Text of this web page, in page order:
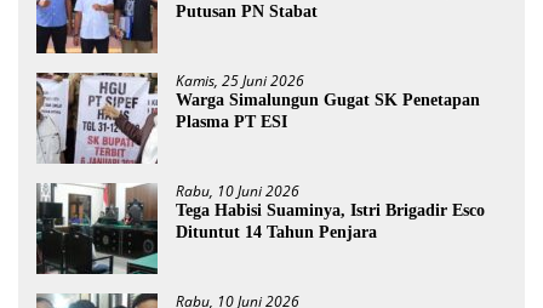
Putusan PN Stabat
Kamis, 25 Juni 2026
Warga Simalungun Gugat SK Penetapan
Plasma PT ESI
Rabu, 10 Juni 2026
Tega Habisi Suaminya, Istri Brigadir Esco
Dituntut 14 Tahun Penjara
Rabu, 10 Juni 2026